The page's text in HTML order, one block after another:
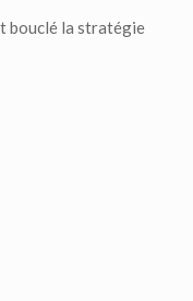
bouclé la stratégie